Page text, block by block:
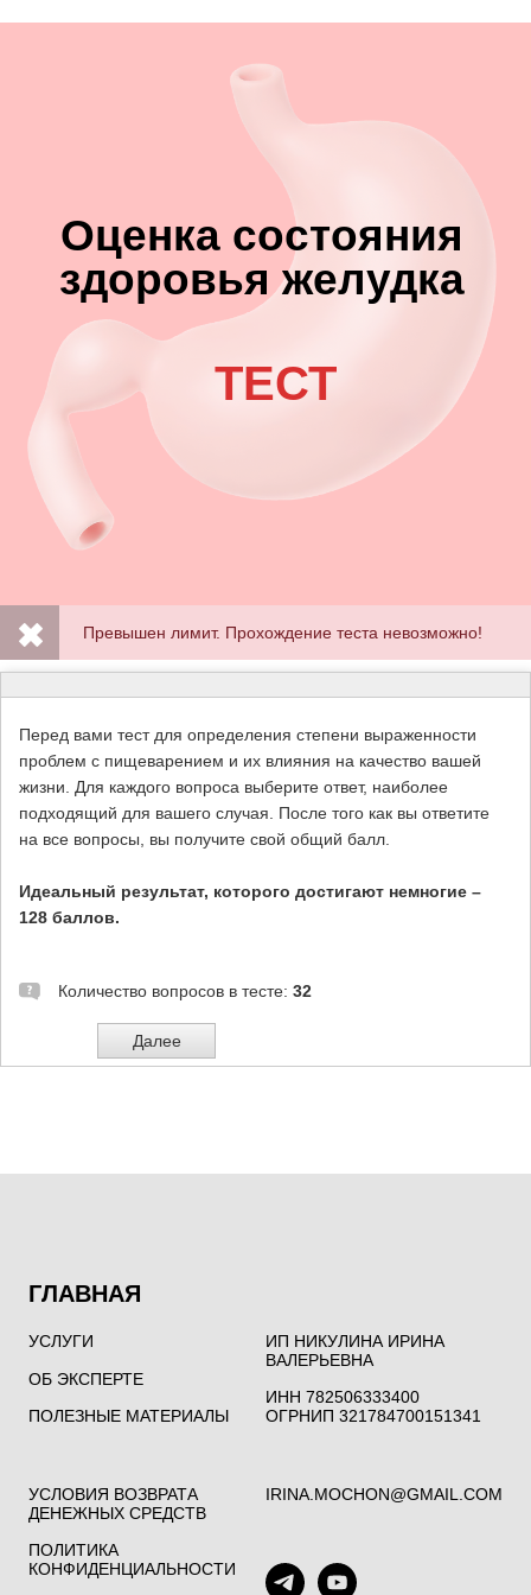
Оценка состояния
здоровья желудка
ТЕСТ
ГЛАВНАЯ
УСЛУГИ
ОБ ЭКСПЕРТЕ
ПОЛЕЗНЫЕ МАТЕРИАЛЫ
ИП НИКУЛИНА ИРИНА
ВАЛЕРЬЕВНА
ИНН 782506333400
ОГРНИП 321784700151341
УСЛОВИЯ ВОЗВРАТА
ДЕНЕЖНЫХ СРЕДСТВ
ПОЛИТИКА
КОНФИДЕНЦИАЛЬНОСТИ
IRINA.MOCHON@GMAIL.COM